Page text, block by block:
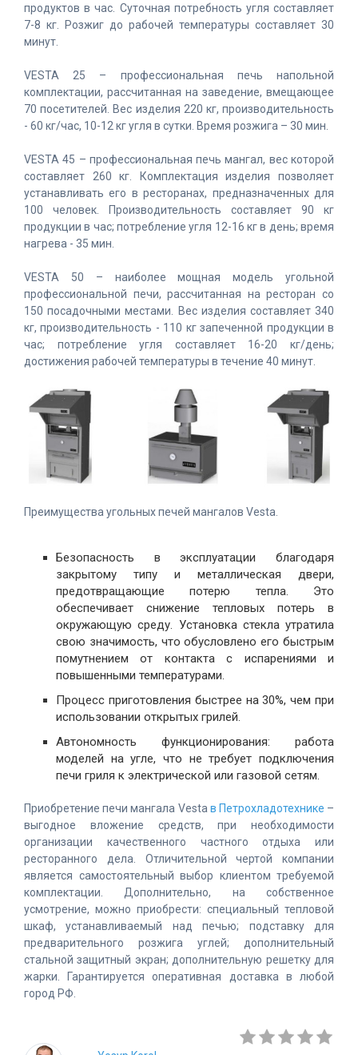
продуктов в час. Суточная потребность угля составляет
7-8 кг. Розжиг до рабочей температуры составляет 30
минут.
VESTA 25 – профессиональная печь напольной
комплектации, рассчитанная на заведение, вмещающее
70 посетителей. Вес изделия 220 кг, производительность
- 60 кг/час, 10-12 кг угля в сутки. Время розжига – 30 мин.
VESTA 45 – профессиональная печь мангал, вес которой
составляет 260 кг. Комплектация изделия позволяет
устанавливать его в ресторанах, предназначенных для
100 человек. Производительность составляет 90 кг
продукции в час; потребление угля 12-16 кг в день; время
нагрева - 35 мин.
VESTA 50 – наиболее мощная модель угольной
профессиональной печи, рассчитанная на ресторан со
150 посадочными местами. Вес изделия составляет 340
кг, производительность - 110 кг запеченной продукции в
час; потребление угля составляет 16-20 кг/день;
достижения рабочей температуры в течение 40 минут.
Преимущества угольных печей мангалов Vesta.
Безопасность в эксплуатации благодаря
закрытому типу и металлическая двери,
предотвращающие потерю тепла. Это
обеспечивает снижение тепловых потерь в
окружающую среду. Установка стекла утратила
свою значимость, что обусловлено его быстрым
помутнением от контакта с испарениями и
повышенными температурами.
Процесс приготовления быстрее на 30%, чем при
использовании открытых грилей.
Автономность функционирования: работа
моделей на угле, что не требует подключения
печи гриля к электрической или газовой сетям.
Приобретение печи мангала Vestaв Петрохладотехнике –
выгодное вложение средств, при необходимости
организации качественного частного отдыха или
ресторанного дела. Отличительной чертой компании
является самостоятельный выбор клиентом требуемой
комплектации. Дополнительно, на собственное
усмотрение, можно приобрести: специальный тепловой
шкаф, устанавливаемый над печью; подставку для
предварительного розжига углей; дополнительный
стальной защитный экран; дополнительную решетку для
жарки. Гарантируется оперативная доставка в любой
город РФ.